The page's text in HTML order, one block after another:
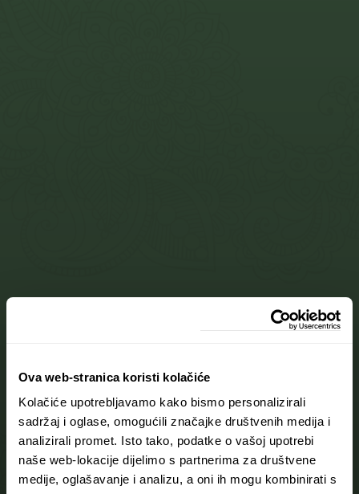
Ova web-stranica koristi kolačiće
Kolačiće upotrebljavamo kako bismo personalizirali
sadržaj i oglase, omogućili značajke društvenih medija i
analizirali promet. Isto tako, podatke o vašoj upotrebi
naše web-lokacije dijelimo s partnerima za društvene
medije, oglašavanje i analizu, a oni ih mogu kombinirati s